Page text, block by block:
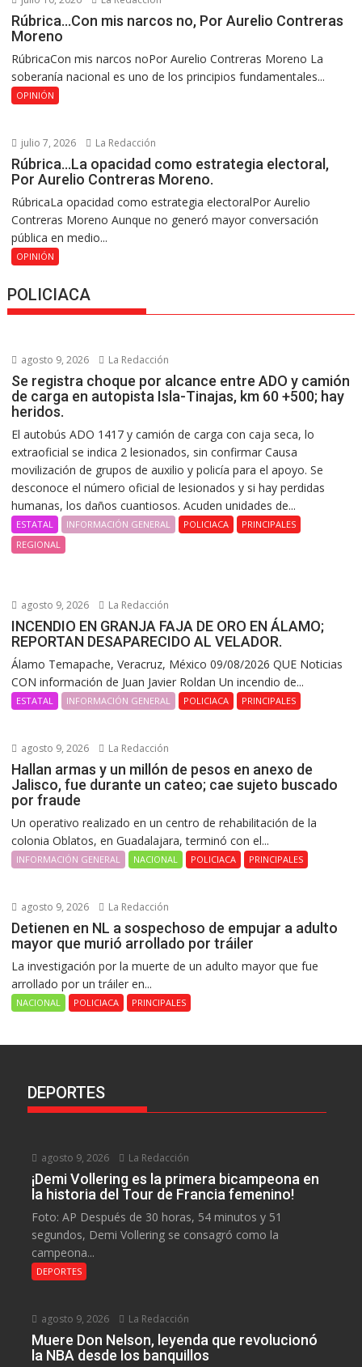
Rúbrica…Con mis narcos no, Por Aurelio Contreras
Moreno
RúbricaCon mis narcos noPor Aurelio Contreras Moreno La
soberanía nacional es uno de los principios fundamentales...
OPINIÓN
julio 7, 2026 La Redacción
Rúbrica…La opacidad como estrategia electoral,
Por Aurelio Contreras Moreno.
RúbricaLa opacidad como estrategia electoralPor Aurelio
Contreras Moreno Aunque no generó mayor conversación
pública en medio...
OPINIÓN
POLICIACA
agosto 9, 2026 La Redacción
Se registra choque por alcance entre ADO y camión
de carga en autopista Isla-Tinajas, km 60 +500; hay
heridos.
El autobús ADO 1417 y camión de carga con caja seca, lo
extraoficial se indica 2 lesionados, sin confirmar Causa
movilización de grupos de auxilio y policía para el apoyo. Se
desconoce el número oficial de lesionados y si hay perdidas
humanas, los daños cuantiosos. Acuden unidades de...
ESTATAL INFORMACIÓN GENERAL POLICIACA
PRINCIPALES
REGIONAL
agosto 9, 2026 La Redacción
INCENDIO EN GRANJA FAJA DE ORO EN ÁLAMO;
REPORTAN DESAPARECIDO AL VELADOR.
Álamo Temapache, Veracruz, México 09/08/2026 QUE Noticias
CON información de Juan Javier Roldan Un incendio de...
ESTATAL INFORMACIÓN GENERAL POLICIACA PRINCIPALES
agosto 9, 2026 La Redacción
Hallan armas y un millón de pesos en anexo de
Jalisco, fue durante un cateo; cae sujeto buscado
por fraude
Un operativo realizado en un centro de rehabilitación de la
colonia Oblatos, en Guadalajara, terminó con el...
INFORMACIÓN GENERAL NACIONAL POLICIACA PRINCIPALES
agosto 9, 2026 La Redacción
Detienen en NL a sospechoso de empujar a adulto
mayor que murió arrollado por tráiler
La investigación por la muerte de un adulto mayor que fue
arrollado por un tráiler en...
NACIONAL POLICIACA PRINCIPALES
DEPORTES
agosto 9, 2026 La Redacción
¡Demi Vollering es la primera bicampeona en
la historia del Tour de Francia femenino!
Foto: AP Después de 30 horas, 54 minutos y 51
segundos, Demi Vollering se consagró como la
campeona...
DEPORTES
agosto 9, 2026 La Redacción
Muere Don Nelson, leyenda que revolucionó
la NBA desde los banquillos